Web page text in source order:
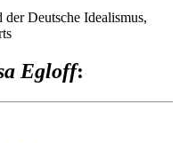
Deutsche Idealismus,
Egloff: